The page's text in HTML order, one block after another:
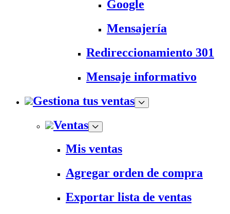
Google
Mensajería
Redireccionamiento 301
Mensaje informativo
Gestiona tus ventas
Ventas
Mis ventas
Agregar orden de compra
Exportar lista de ventas